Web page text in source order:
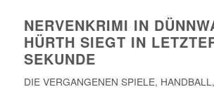
NERVENKRIMI IN
HÜRTH SIEGT IN
SEKUNDE
DIE VERGANGENEN SPIELE, HANDBALL,